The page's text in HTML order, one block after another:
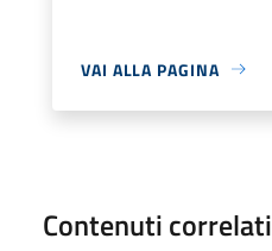
VAI ALLA PAGINA
Contenuti correlati